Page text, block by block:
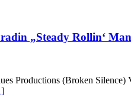
„Steady Rollin‘
Productions (Broken Silence)